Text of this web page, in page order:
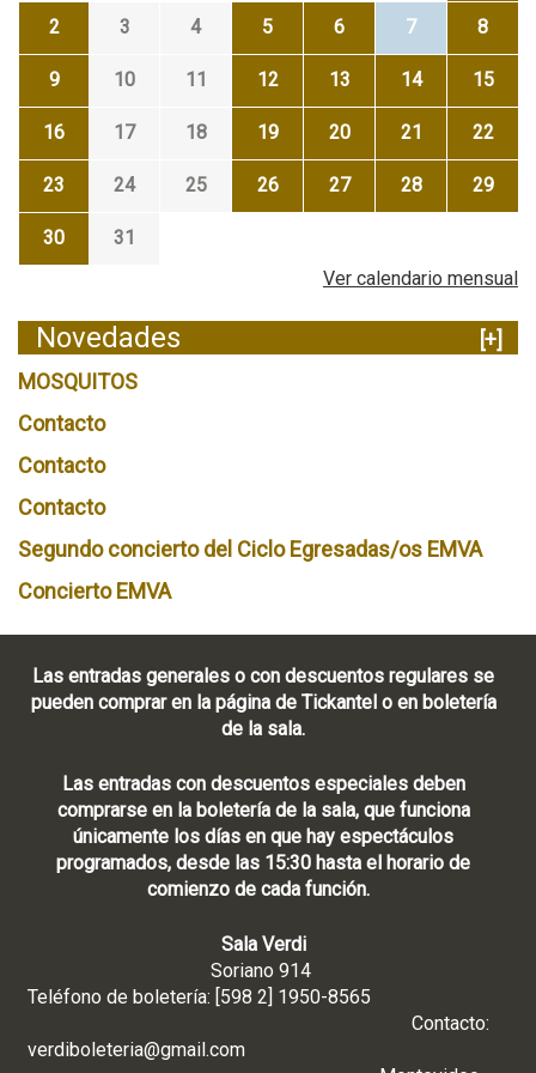
2 3 4 5 6 7 8
9 10 11 12 13 14 15
16 17 18 19 20 21 22
23 24 25 26 27 28 29
30
31
Ver calendario mensual
Novedades
[+]
MOSQUITOS
Contacto
Contacto
Contacto
Segundo concierto del Ciclo Egresadas/os EMVA
Concierto EMVA
Las entradas generales o con descuentos regulares se
pueden comprar en la página de Tickantel o en boletería
de la sala.
Las entradas con descuentos especiales deben
comprarse en la boletería de la sala, que funciona
únicamente los días en que hay espectáculos
programados, desde las 15:30 hasta el horario de
comienzo de cada función.
Sala Verdi
Soriano 914
Teléfono de boletería: [598 2] 1950-8565
Contacto:
verdiboleteria@gmail.com